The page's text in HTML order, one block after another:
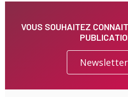
VOUS SOUHAITEZ
Newsletter